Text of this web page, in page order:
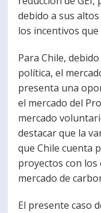
debido a sus
los incentivos
Para Chile,
política, el
presenta una
el mercado del
mercado
destacar que la
que Chile cuenta
proyectos con los
mercado de
El presente caso